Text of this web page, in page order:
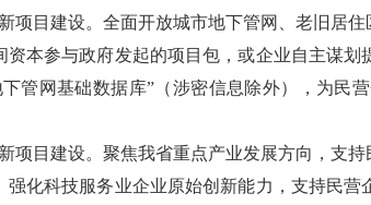
项目建设。全面开放城市地下管网、老旧居
资本参与政府发起的项目包，或企业自主谋
管网基础数据库”（涉密信息除外），为民
项目建设。聚焦我省重点产业发展方向，支
化科技服务业企业原始创新能力，支持民